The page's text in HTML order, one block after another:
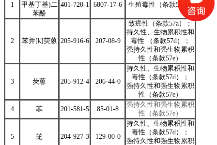
1
甲基丁基)二
苯酚
401-720-1 6807-17-6 生殖毒性（条款57c）
2 苯并[k]荧蒽 205-916-6 207-08-9
致癌性（条款57a）；
持久性、生物累积性和
毒性
（条款57d）；
强持久性和强生物累积
性（条款57e）
3 荧蒽 205-912-4 206-44-0
持久性、生物累积性和
毒性（条款57d）；
强持久性和强生物累积
性（条款57e）
4
菲 201-581-5 85-01-8
强持久性和强生物累积
性（条款57e）
5 芘 204-927-3 129-00-0
持久性、生物累积性和
毒性（条款57d）；
强持久性和强生物累积